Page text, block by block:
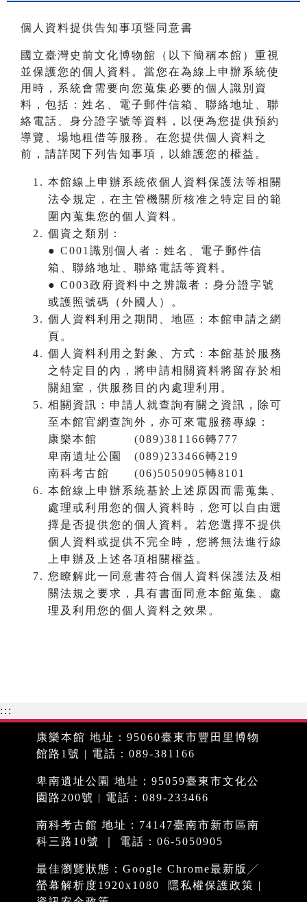
個人資料提供告知事項暨同意書
國立臺灣史前文化博物館（以下簡稱本館）重視
並保護您的個人資料。當您在為線上申辦系統使
用時，系統會需要向您蒐集必要的個人識別資
料，包括：姓名、電子郵件信箱、聯絡地址、聯
絡電話、身分證字號等資料，以便為您提供預約
導覽、場地租借等服務。在您提供個人資料之
前，請詳閱下列告知事項，以維護您的權益。
本館線上申辦系統依個人資料保護法等相關
法令規定，在主管機關所核准之特定目的範
圍內蒐集您的個人資料。
個資之類別：
● C001識別個人者：姓名、電子郵件信
箱、聯絡地址、聯絡電話等資料。
● C003政府資料中之辨識者：身分證字號
或護照號碼（外國人）。
個人資料利用之期間、地區：本館申請之網
頁。
個人資料利用之對象、方式：本館基於服務
之特定目的內，將申請相關資料將留存於相
關組室，供服務目的內處理利用。
相關資訊：申請人就查詢有關之資訊，除可
至本館官網查詢外，亦可來電服務專線：
康樂本館 (089)381166轉777
卑南遺址公園 (089)233466轉219
南科考古館 (06)5050905轉8101
本館線上申辦系統基於上述原因而需蒐集、
處理或利用您的個人資料時，您可以自由選
擇是否提供您的個人資料。若您選擇不提供
個人資料或提供不完全時，您將無法進行線
上申辦及上述各項相關權益。
您瞭解此一同意書符合個人資料保護法及相
關法規之要求，具有書面同意本館蒐集、處
理及利用您的個人資料之效果。
:::
康樂本館 地址：95060臺東市豐田里博物
館路1號 | 電話：089-381166
卑南遺址公園 地址：95059臺東市文化公
園路200號 | 電話：089-233466
南科考古館 地址：74147臺南市新市區南
科三路10號 ｜ 電話：06-5050905
最佳瀏覽狀態：Google Chrome最新版╱
螢幕解析度1920x1080
隱私權保護政策 |